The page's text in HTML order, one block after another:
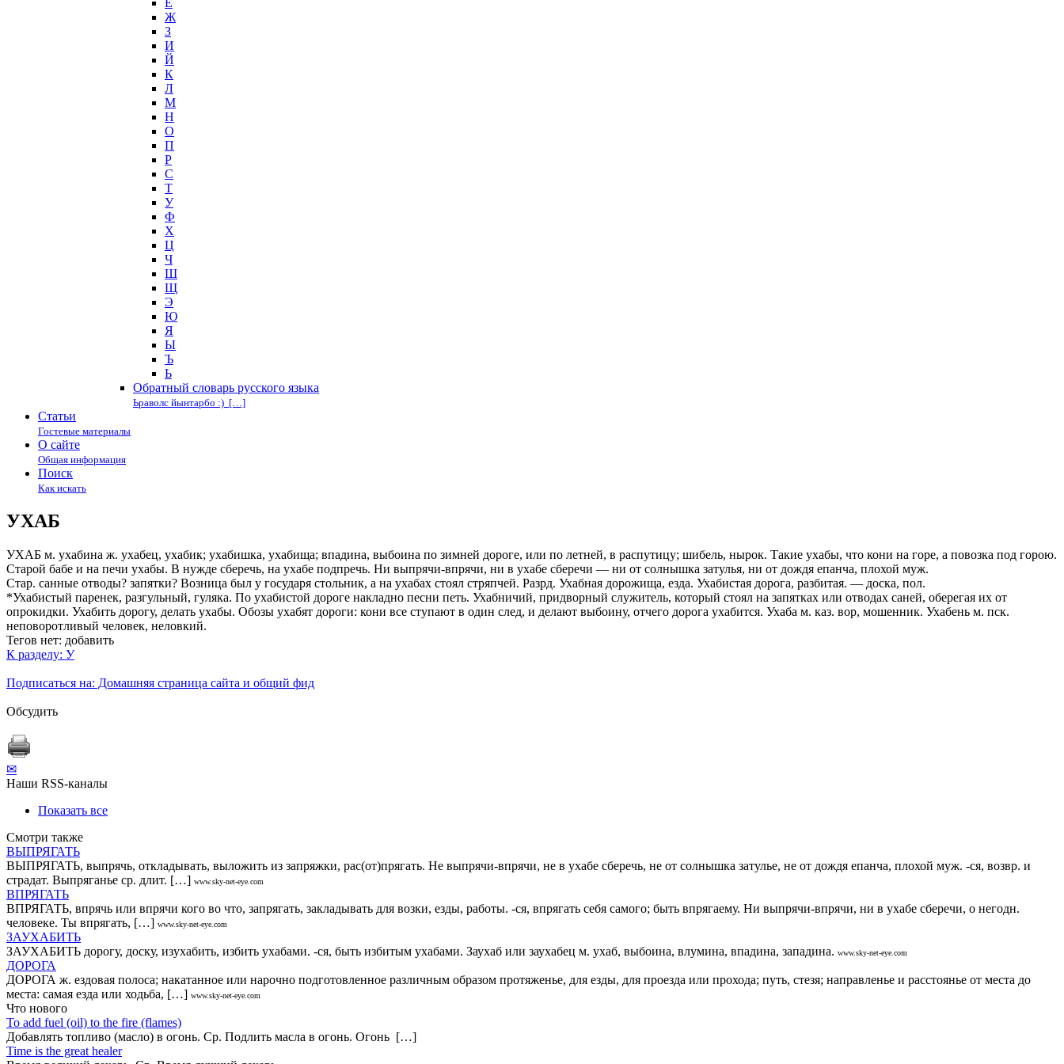
Е
Ж
З
И
Й
К
Л
М
Н
О
П
Р
С
Т
У
Ф
Х
Ц
Ч
Ш
Щ
Э
Ю
Я
Ы
Ъ
Ь
Обратный словарь русского языка
Ьраволс йынтарбо :) […]
Статьи
Гостевые материалы
О сайте
Общая информация
Поиск
Как искать
УХАБ
УХАБ м. ухабина ж. ухабец, ухабик; ухабишка, ухабища; впадина, выбоина по зимней дороге, или по летней, в распутицу; шибель, нырок. Такие ухабы, что кони на горе, а повозка под горою.
Старой бабе и на печи ухабы. В нужде сберечь, на ухабе подпречь. Ни выпрячи-впрячи, ни в ухабе сберечи — ни от солнышка затулья, ни от дождя епанча, плохой муж.
Стар. санные отводы? запятки? Возница был у государя стольник, а на ухабах стоял стряпчей. Разрд. Ухабная дорожища, езда. Ухабистая дорога, разбитая. — доска, пол.
*Ухабистый паренек, разгульный, гуляка. По ухабистой дороге накладно песни петь. Ухабничий, придворный служитель, который стоял на запятках или отводах саней, оберегая их от
опрокидки. Ухабить дорогу, делать ухабы. Обозы ухабят дороги: кони все ступают в один след, и делают выбоину, отчего дорога ухабится. Ухаба м. каз. вор, мошенник. Ухабень м. пск.
неповоротливый человек, неловкий.
Тегов нет: добавить
К разделу: У
Подписаться на: Домашняя страница сайта и общий фид
Обсудить
✉
Наши RSS-каналы
Показать все
Смотри также
ВЫПРЯГАТЬ
ВЫПРЯГАТЬ, выпрячь, откладывать, выложить из запряжки, рас(от)прягать. Не выпрячи-впрячи, не в ухабе сберечь, не от солнышка затулье, не от дождя епанча, плохой муж. -ся, возвр. и
страдат. Выпряганье ср. длит. […] www.sky-net-eye.com
ВПРЯГАТЬ
ВПРЯГАТЬ, впрячь или впрячи кого во что, запрягать, закладывать для возки, езды, работы. -ся, впрягать себя самого; быть впрягаему. Ни выпрячи-впрячи, ни в ухабе сберечи, о негодн.
человеке. Ты впрягать, […] www.sky-net-eye.com
ЗАУХАБИТЬ
ЗАУХАБИТЬ дорогу, доску, изухабить, избить ухабами. -ся, быть избитым ухабами. Заухаб или заухабец м. ухаб, выбоина, влумина, впадина, западина. www.sky-net-eye.com
ДОРОГА
ДОРОГА ж. ездовая полоса; накатанное или нарочно подготовленное различным образом протяженье, для езды, для проезда или прохода; путь, стезя; направленье и расстоянье от места до
места: самая езда или ходьба, […] www.sky-net-eye.com
Что нового
То add fuel (oil) to the fire (flames)
Добавлять топливо (масло) в огонь. Ср. Подлить масла в огонь. Огонь […]
Time is the great healer